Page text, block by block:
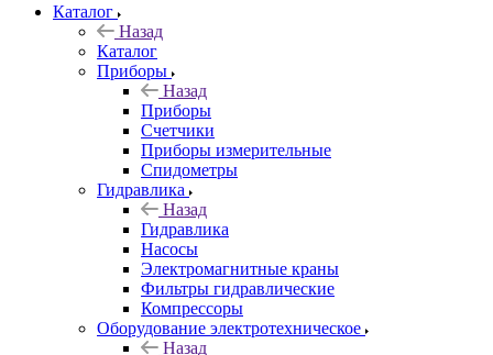
Каталог
Назад
Каталог
Приборы
Назад
Приборы
Счетчики
Приборы измерительные
Спидометры
Гидравлика
Назад
Гидравлика
Насосы
Электромагнитные краны
Фильтры гидравлические
Компрессоры
Оборудование электротехническое
Назад